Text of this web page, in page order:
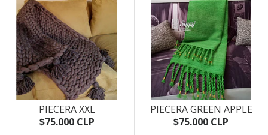
PIECERA XXL
$75.000 CLP
PIECERA GREEN APPLE
$75.000 CLP